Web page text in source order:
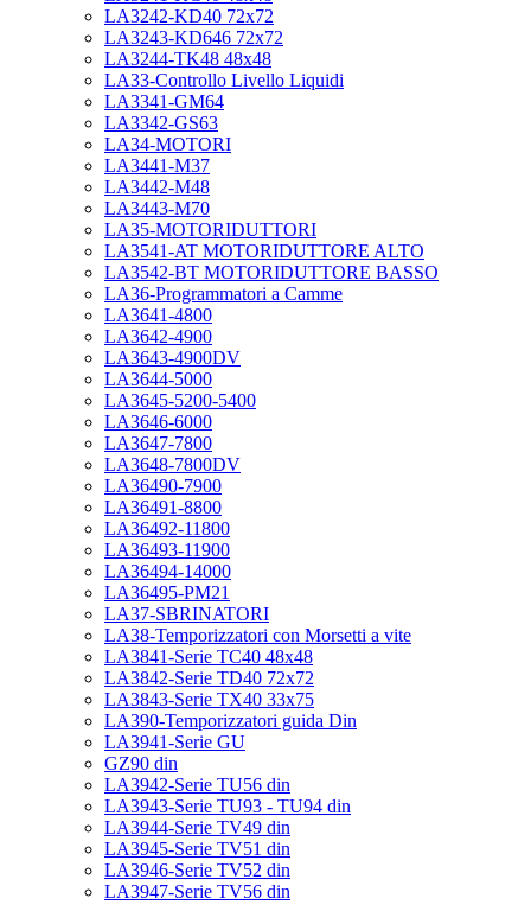
LA3242-KD40 72x72
LA3243-KD646 72x72
LA3244-TK48 48x48
LA33-Controllo Livello Liquidi
LA3341-GM64
LA3342-GS63
LA34-MOTORI
LA3441-M37
LA3442-M48
LA3443-M70
LA35-MOTORIDUTTORI
LA3541-AT MOTORIDUTTORE ALTO
LA3542-BT MOTORIDUTTORE BASSO
LA36-Programmatori a Camme
LA3641-4800
LA3642-4900
LA3643-4900DV
LA3644-5000
LA3645-5200-5400
LA3646-6000
LA3647-7800
LA3648-7800DV
LA36490-7900
LA36491-8800
LA36492-11800
LA36493-11900
LA36494-14000
LA36495-PM21
LA37-SBRINATORI
LA38-Temporizzatori con Morsetti a vite
LA3841-Serie TC40 48x48
LA3842-Serie TD40 72x72
LA3843-Serie TX40 33x75
LA390-Temporizzatori guida Din
LA3941-Serie GU
GZ90 din
LA3942-Serie TU56 din
LA3943-Serie TU93 - TU94 din
LA3944-Serie TV49 din
LA3945-Serie TV51 din
LA3946-Serie TV52 din
LA3947-Serie TV56 din